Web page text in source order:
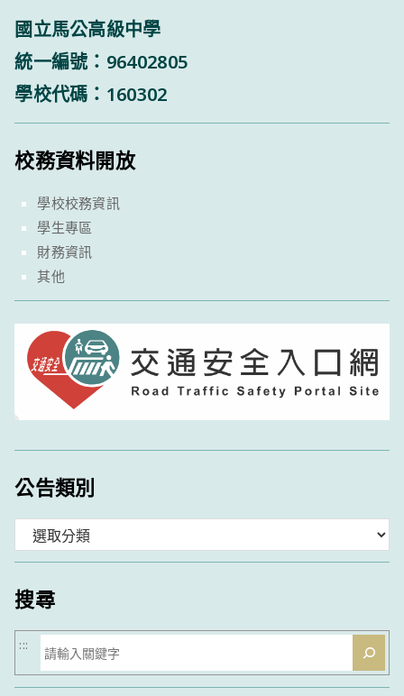
國立馬公高級中學
統一編號：96402805
學校代碼：160302
校務資料開放
學校校務資訊
學生專區
財務資訊
其他
公告類別
類
搜尋
搜
尋
:::